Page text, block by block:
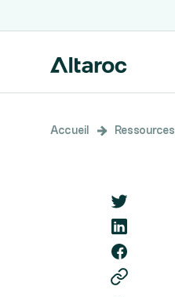
Accueil Ressources